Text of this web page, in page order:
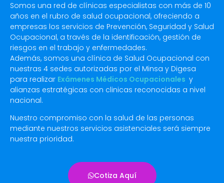
Somos una red de clínicas especialistas con más de 10
años en el rubro de salud ocupacional, ofreciendo a
empresas los servicios de Prevención, Seguridad y Salud
Ocupacional, a través de la identificación, gestión de
riesgos en el trabajo y enfermedades.
Además, somos una clínica de Salud Ocupacional con
nuestras 4 sedes autorizadas por el Minsa y Digesa
para realizar Exámenes Médicos Ocupacionales y
alianzas estratégicas con clinicas reconocidas a nivel
nacional.
Nuestro compromiso con la salud de las personas
mediante nuestros servicios asistenciales será siempre
nuestra prioridad.
Cotiza Aquí